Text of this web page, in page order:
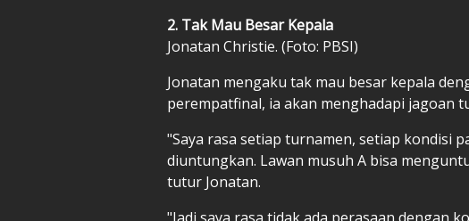
2. Tak Mau Besar Kepala
Jonatan Christie. (Foto: PBSI)
Jonatan mengaku tak mau besar kepala
perempatfinal, ia akan menghadapi jagoan
"Saya rasa setiap turnamen, setiap kondisi
diuntungkan. Lawan musuh A bisa
tutur Jonatan.
"Jadi saya rasa tidak ada perasaan dengan